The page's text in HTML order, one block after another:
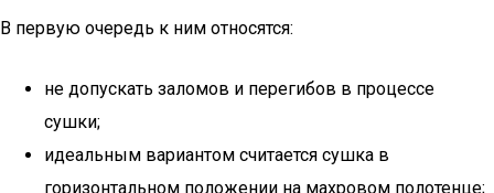
В первую очередь к ним относятся:
не допускать заломов и перегибов в процессе
сушки;
идеальным вариантом считается сушка в
горизонтальном положении на махровом полотенце;